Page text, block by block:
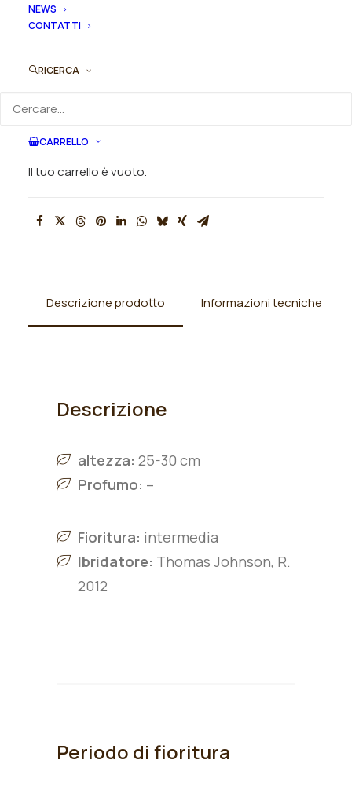
NEWS
CONTATTI
RICERCA
CARRELLO
Il tuo carrello è vuoto.
(SDB)
Descrizione prodotto Informazioni tecniche
Descrizione
altezza: 25-30 cm
Profumo: –
Fioritura: intermedia
Ibridatore: Thomas Johnson, R.
2012
Periodo di fioritura